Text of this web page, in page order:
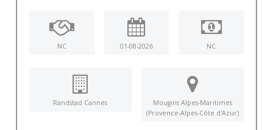
NC 01-08-2026 NC
Randstad Cannes
Mougins Alpes-Maritimes
(Provence-Alpes-Côte d'Azur)